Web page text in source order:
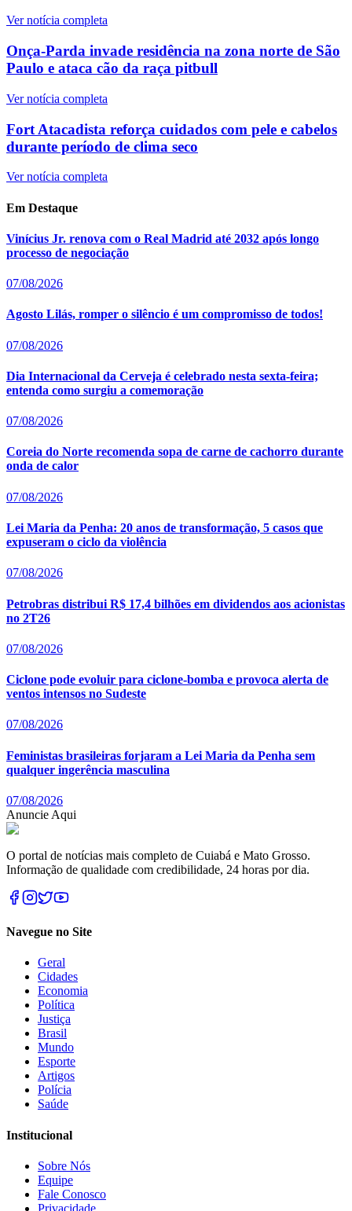
Ver notícia completa
Onça-Parda invade residência na zona norte de São
Paulo e ataca cão da raça pitbull
Ver notícia completa
Fort Atacadista reforça cuidados com pele e cabelos
durante período de clima seco
Ver notícia completa
Em Destaque
Vinícius Jr. renova com o Real Madrid até 2032 após longo
processo de negociação
07/08/2026
Agosto Lilás, romper o silêncio é um compromisso de todos!
07/08/2026
Dia Internacional da Cerveja é celebrado nesta sexta-feira;
entenda como surgiu a comemoração
07/08/2026
Coreia do Norte recomenda sopa de carne de cachorro durante
onda de calor
07/08/2026
Lei Maria da Penha: 20 anos de transformação, 5 casos que
expuseram o ciclo da violência
07/08/2026
Petrobras distribui R$ 17,4 bilhões em dividendos aos acionistas
no 2T26
07/08/2026
Ciclone pode evoluir para ciclone-bomba e provoca alerta de
ventos intensos no Sudeste
07/08/2026
Feministas brasileiras forjaram a Lei Maria da Penha sem
qualquer ingerência masculina
07/08/2026
Anuncie Aqui
O portal de notícias mais completo de Cuiabá e Mato Grosso.
Informação de qualidade com credibilidade, 24 horas por dia.
Navegue no Site
Geral
Cidades
Economia
Política
Justiça
Brasil
Mundo
Esporte
Artigos
Polícia
Saúde
Institucional
Sobre Nós
Equipe
Fale Conosco
Privacidade